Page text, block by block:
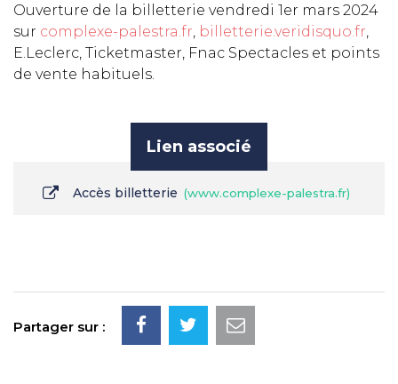
Ouverture de la billetterie vendredi 1er mars 2024
sur complexe-palestra.fr billetterie.veridisquo.fr
E.Leclerc, Ticketmaster, Fnac Spectacles et points
de vente habituels.
Lien associé
Accès billetterie www.complexe-palestra.fr
Partager sur :